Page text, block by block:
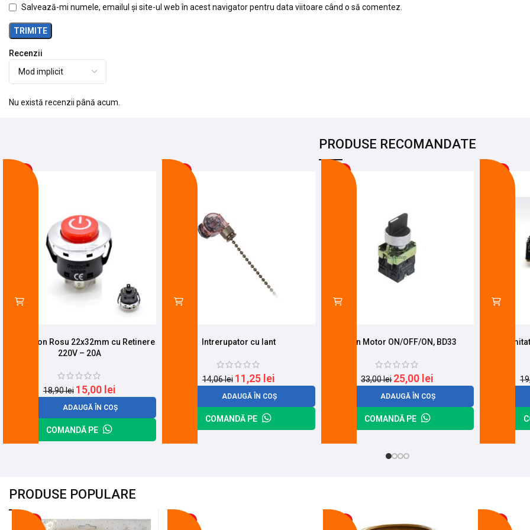
Recenzii
Nu există recenzii până acum.
Salvează-mi numele, emailul și site-ul web în acest navigator pentru data viitoare când o să comentez.
PRODUSE RECOMANDATE
Push Buton Rosu 22x32mm cu Retinere
220V – 20A
18,90lei 15,00 lei
ADAUGĂ ÎN COȘ
COMANDĂ PE
Intrerupator cu lant
14,06lei 11,25 lei
ADAUGĂ ÎN COȘ
COMANDĂ PE
Buton Motor ON/OFF/ON, BD33
33,00lei 25,00 lei
ADAUGĂ ÎN COȘ
COMANDĂ PE
PRODUSE POPULARE